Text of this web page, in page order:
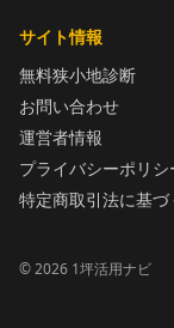
サイト情報
無料狭小地診断
お問い合わせ
運営者情報
プライバシーポリシ
特定商取引法に基づ
©2026 1坪活用ナビ